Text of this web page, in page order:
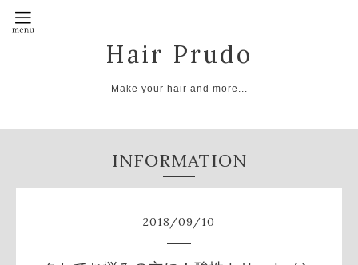
Hair Prudo
Make your hair and more...
INFORMATION
2018/09/10